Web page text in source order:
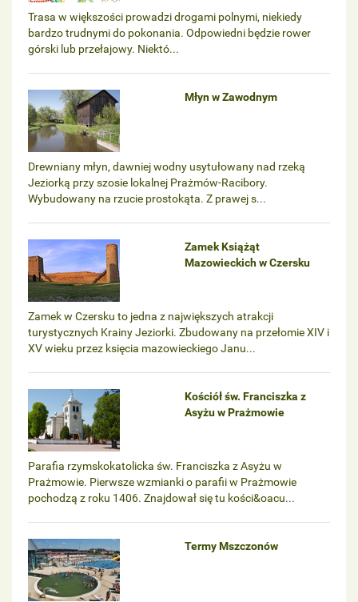
Trasa w większości prowadzi drogami polnymi, niekiedy
bardzo trudnymi do pokonania. Odpowiedni będzie rower
górski lub przełajowy. Niektó...
Młyn w Zawodnym
Drewniany młyn, dawniej wodny usytułowany nad rzeką
Jeziorką przy szosie lokalnej Prażmów-Racibory.
Wybudowany na rzucie prostokąta. Z prawej s...
Zamek Książąt
Mazowieckich w Czersku
Zamek w Czersku to jedna z największych atrakcji
turystycznych Krainy Jeziorki. Zbudowany na przełomie XIV i
XV wieku przez księcia mazowieckiego Janu...
Kościół św. Franciszka z
Asyżu w Prażmowie
Parafia rzymskokatolicka św. Franciszka z Asyżu w
Prażmowie. Pierwsze wzmianki o parafii w Prażmowie
pochodzą z roku 1406. Znajdował się tu kości&oacu...
Termy Mszczonów